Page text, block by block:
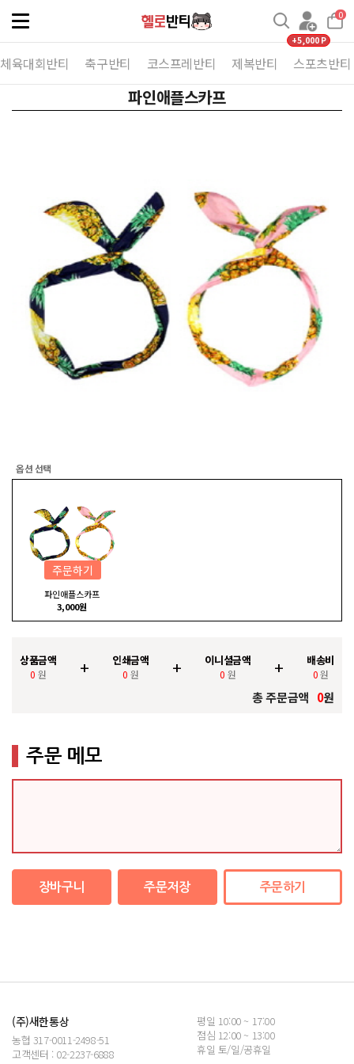
Toggle
navigation
0
+5,000 P
체육대회반티 축구반티 코스프레반티 제복반티 스포츠반티
파인애플스카프
옵션 선택
주문하기
파인애플스카프
3,000원
상품금액
0 원 + 인쇄금액
0 원 + 이니셜금액
0 원 + 배송비
0원
총 주문금액 0원
주문 메모
장바구니 주문저장 주문하기
평일 10:00 ~ 17:00
점심 12:00 ~ 13:00
휴일 토/일/공휴일
(주)새한통상
농협 317-0011-2498-51
고객센터 : 02-2237-6888